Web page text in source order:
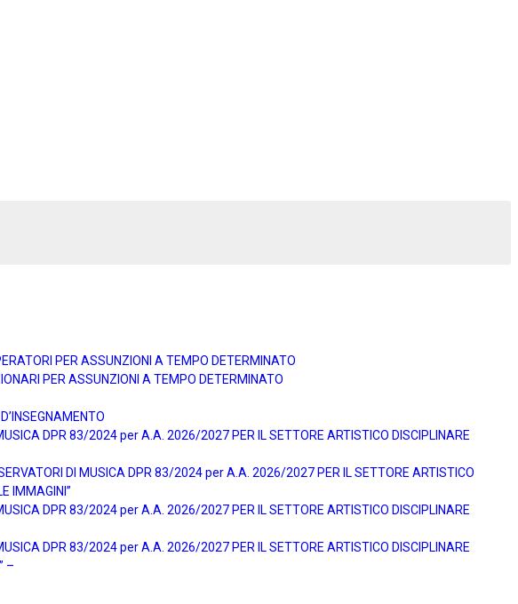
PER ASSUNZIONI A TEMPO DETERMINATO
PER ASSUNZIONI A TEMPO DETERMINATO
DPR 83/2024 per A.A. 2026/2027 PER IL SETTORE ARTISTICO DISCIPLINARE
DI MUSICA DPR 83/2024 per A.A. 2026/2027 PER IL SETTORE ARTISTICO
IMMAGINI”
DPR 83/2024 per A.A. 2026/2027 PER IL SETTORE ARTISTICO DISCIPLINARE
DPR 83/2024 per A.A. 2026/2027 PER IL SETTORE ARTISTICO DISCIPLINARE
–